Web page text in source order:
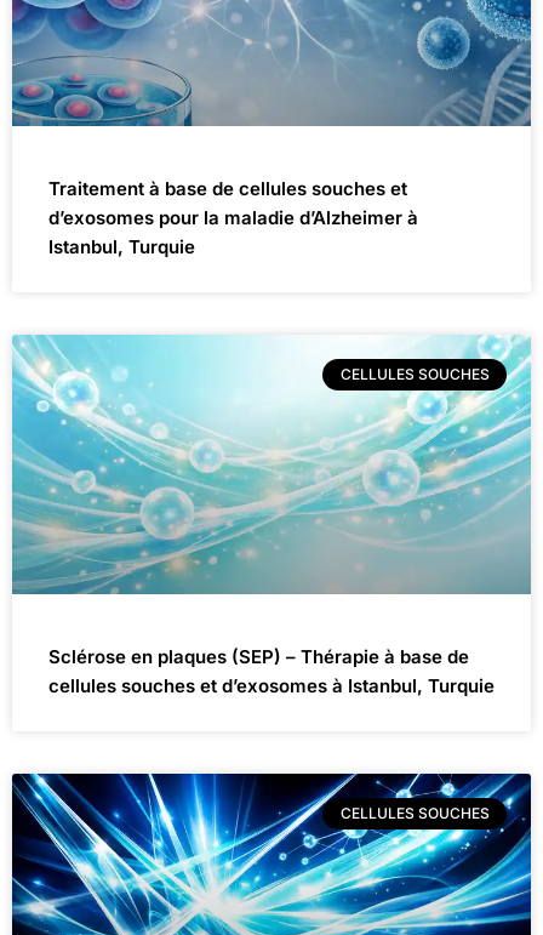
Traitement à base de cellules souches et
d’exosomes pour la maladie d’Alzheimer à
Istanbul, Turquie
CELLULES SOUCHES
Sclérose en plaques (SEP) – Thérapie à base de
cellules souches et d’exosomes à Istanbul, Turquie
CELLULES SOUCHES